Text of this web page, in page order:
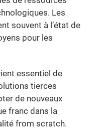
Les
souvent à l’état de
pour les
essentiel de
tierces
de nouveaux
franc dans la
from scratch.